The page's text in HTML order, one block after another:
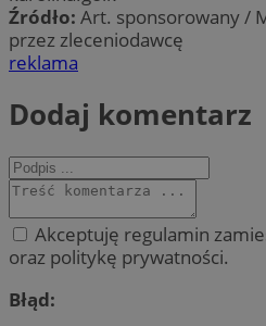
Źródło: Art. sponsorowany /
przez zleceniodawcę
reklama
Dodaj komentarz
Akceptuję regulamin
oraz politykę prywatności.
Błąd: